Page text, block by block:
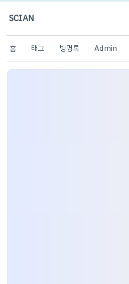
SCIAN
홈 태그 방명록 Admin